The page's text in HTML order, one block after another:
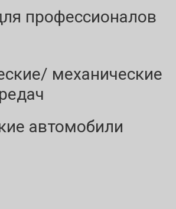
профессионалов
механические
автомобили